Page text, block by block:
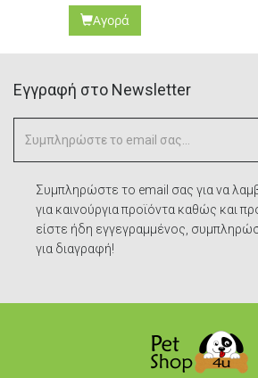
Αγορά
Eγγραφή στο Newsletter
Συμπληρώστε το email σας για να
για καινούργια προϊόντα καθώς και
είστε ήδη εγγεγραμμένος,
για διαγραφή!